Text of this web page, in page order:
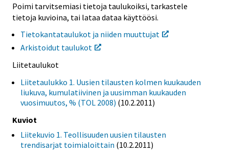
Poimi tarvitsemiasi tietoja taulukoiksi, tarkastele
tietoja kuvioina, tai lataa dataa käyttöösi.
Tietokantataulukot ja niiden muuttujat
Arkistoidut taulukot
Liitetaulukot
Liitetaulukko 1. Uusien tilausten kolmen kuukauden
liukuva, kumulatiivinen ja uusimman kuukauden
vuosimuutos, % (TOL 2008) (10.2.2011)
Kuviot
Liitekuvio 1. Teollisuuden uusien tilausten
trendisarjat toimialoittain (10.2.2011)